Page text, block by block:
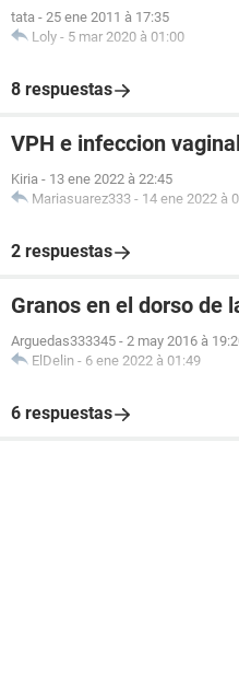
tata - 25 ene 2011 à 17:35
Loly - 5 mar 2020 à 01:00
8 respuestas
VPH e infeccion
Kiria - 13 ene 2022 à 22:45
Mariasuarez333 - 14 ene 2022 à
2 respuestas
Granos en el dorso de
Arguedas333345 - 2 may 2016 à
ElDelin - 6 ene 2022 à 01:49
6 respuestas